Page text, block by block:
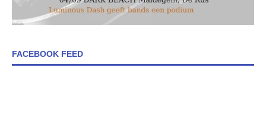
FACEBOOK FEED